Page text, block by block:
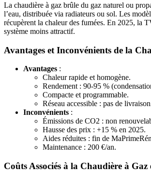
La chaudière à gaz brûle du gaz naturel ou
l’eau, distribuée via radiateurs ou sol. Les
récupèrent la chaleur des fumées. En 2025, la
système moins attractif.
Avantages et Inconvénients de la
Avantages :
Chaleur rapide et homogène.
Rendement : 90-95 %
Compacte et programmable.
Réseau accessible : pas de
Inconvénients :
Émissions de CO2 : non
Hausse des prix : +15 % en 2025.
Aides réduites : fin de
Maintenance : 200 €/an.
Coûts Associés à la Chaudière à Gaz